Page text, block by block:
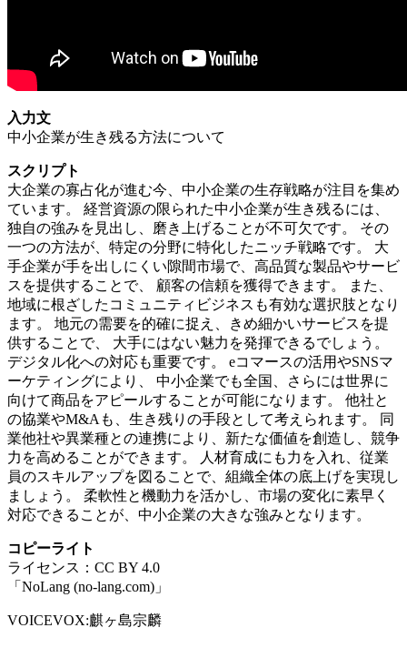
入力文
中小企業が生き残る方法について
スクリプト
大企業の寡占化が進む今、中小企業の生存戦略が注目を集め
ています。 経営資源の限られた中小企業が生き残るには、
独自の強みを見出し、磨き上げることが不可欠です。 その
一つの方法が、特定の分野に特化したニッチ戦略です。 大
手企業が手を出しにくい隙間市場で、高品質な製品やサービ
スを提供することで、 顧客の信頼を獲得できます。 また、
地域に根ざしたコミュニティビジネスも有効な選択肢となり
ます。 地元の需要を的確に捉え、きめ細かいサービスを提
供することで、 大手にはない魅力を発揮できるでしょう。
デジタル化への対応も重要です。 eコマースの活用やSNSマ
ーケティングにより、 中小企業でも全国、さらには世界に
向けて商品をアピールすることが可能になります。 他社と
の協業やM&Aも、生き残りの手段として考えられます。 同
業他社や異業種との連携により、新たな価値を創造し、競争
力を高めることができます。 人材育成にも力を入れ、従業
員のスキルアップを図ることで、組織全体の底上げを実現し
ましょう。 柔軟性と機動力を活かし、市場の変化に素早く
対応できることが、中小企業の大きな強みとなります。
コピーライト
ライセンス：CC BY 4.0
「NoLang (no-lang.com)」
VOICEVOX:麒ヶ島宗麟